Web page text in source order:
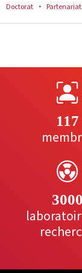
Doctorat Partenariat
117
3000